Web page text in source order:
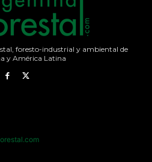
foresto-industrial y ambiental de
y América Latina